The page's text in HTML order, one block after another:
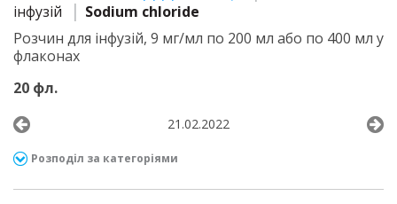
інфузій
Sodium chloride
Розчин для інфузій, 9 мг/мл по 200 мл або по 400 мл у
флаконах
20 фл.
21.02.2022
Розподіл за категоріями